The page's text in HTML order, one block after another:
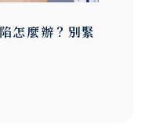
#分享 迷人電
的眼睛「這